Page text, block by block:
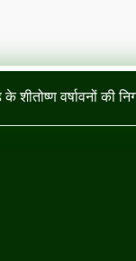
वर्षावनों की